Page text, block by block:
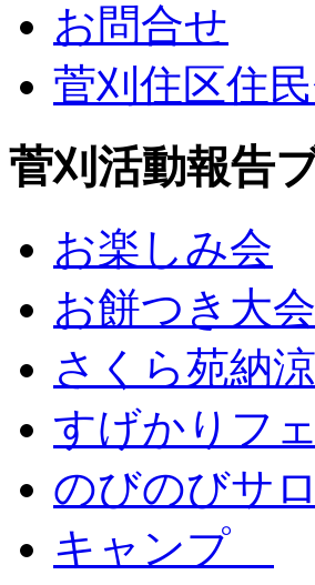
お問合せ
菅刈住区住
菅刈活動報告
お楽しみ会
お餅つき大会
さくら苑納
すげかりフ
のびのびサ
キャンプ